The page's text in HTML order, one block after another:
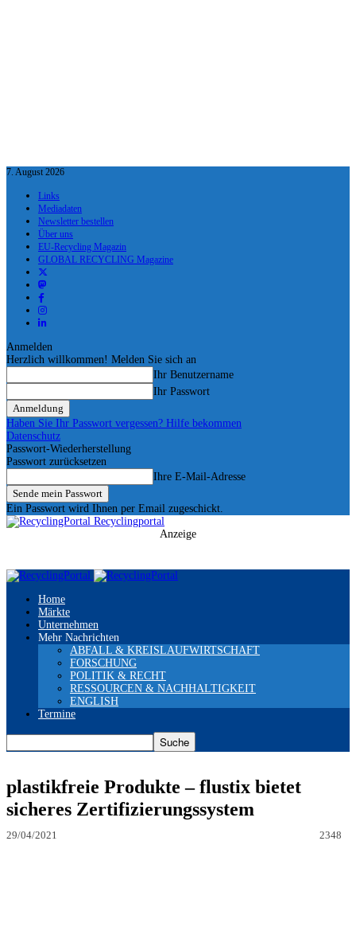
7. August 2026
Links
Mediadaten
Newsletter bestellen
Über uns
EU-Recycling Magazin
GLOBAL RECYCLING Magazine
Anmelden
Herzlich willkommen! Melden Sie sich an
Ihr Benutzername
Ihr Passwort
Haben Sie Ihr Passwort vergessen? Hilfe bekommen
Datenschutz
Passwort-Wiederherstellung
Passwort zurücksetzen
Ihre E-Mail-Adresse
Ein Passwort wird Ihnen per Email zugeschickt.
Recyclingportal
Anzeige
Home
Märkte
Unternehmen
Mehr Nachrichten
ABFALL & KREISLAUFWIRTSCHAFT
FORSCHUNG
POLITIK & RECHT
RESSOURCEN & NACHHALTIGKEIT
ENGLISH
Termine
plastikfreie Produkte – flustix bietet
sicheres Zertifizierungssystem
29/04/2021 2348